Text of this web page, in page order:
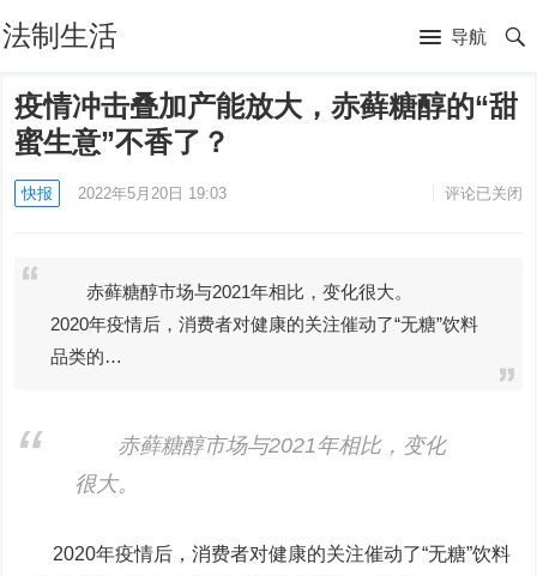
法制生活 导航
疫情冲击叠加产能放大，赤藓糖醇的“甜
蜜生意”不香了？
快报 2022年5月20日 19:03 评论已关闭
赤藓糖醇市场与2021年相比，变化很大。
2020年疫情后，消费者对健康的关注催动了“无糖”饮料
品类的…
赤藓糖醇市场与2021年相比，变化
很大。
2020年疫情后，消费者对健康的关注催动了“无糖”饮料